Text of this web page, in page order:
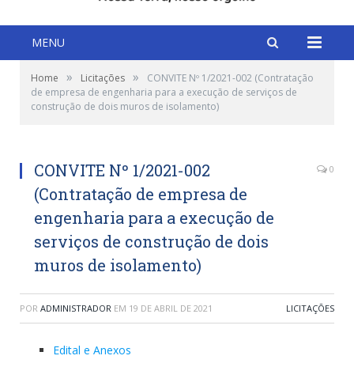
MENU
Home » Licitações »
CONVITE Nº 1/2021-002 (Contratação
de empresa de engenharia para a execução de serviços de
construção de dois muros de isolamento)
CONVITE Nº 1/2021-002
(Contratação de empresa de
engenharia para a execução de
serviços de construção de dois
muros de isolamento)
0
POR ADMINISTRADOR EM 19 DE ABRIL DE 2021 LICITAÇÕES
Edital e Anexos